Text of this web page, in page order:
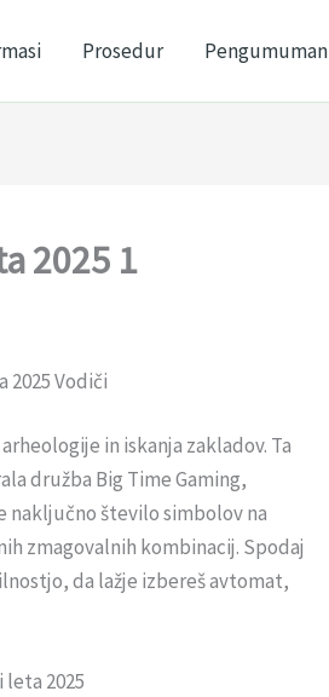
Prosedur Pengumuman
2025 1
Vodiči
in iskanja zakladov. Ta
družba Big Time Gaming,
število simbolov na
zmagovalnih kombinacij. Spodaj
da lažje izbereš avtomat,